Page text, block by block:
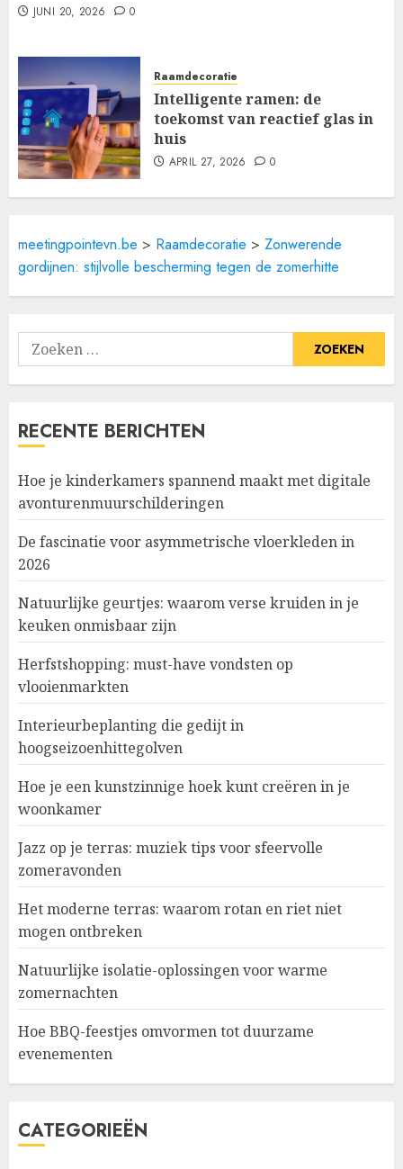
JUNI 20, 2026 0
Raamdecoratie
Intelligente ramen: de
toekomst van reactief glas in
huis
APRIL 27, 2026 0
meetingpointevn.be > Raamdecoratie > Zonwerende
gordijnen: stijlvolle bescherming tegen de zomerhitte
Zoeken
naar:
RECENTE BERICHTEN
Hoe je kinderkamers spannend maakt met digitale
avonturenmuurschilderingen
De fascinatie voor asymmetrische vloerkleden in
2026
Natuurlijke geurtjes: waarom verse kruiden in je
keuken onmisbaar zijn
Herfstshopping: must-have vondsten op
vlooienmarkten
Interieurbeplanting die gedijt in
hoogseizoenhittegolven
Hoe je een kunstzinnige hoek kunt creëren in je
woonkamer
Jazz op je terras: muziek tips voor sfeervolle
zomeravonden
Het moderne terras: waarom rotan en riet niet
mogen ontbreken
Natuurlijke isolatie-oplossingen voor warme
zomernachten
Hoe BBQ-feestjes omvormen tot duurzame
evenementen
CATEGORIEËN